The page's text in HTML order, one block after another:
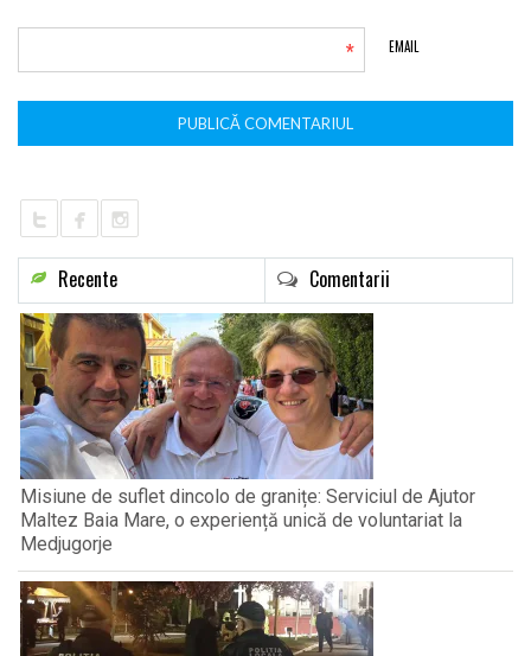
EMAIL
*
Recente Comentarii
Misiune de suflet dincolo de granițe: Serviciul de Ajutor
Maltez Baia Mare, o experiență unică de voluntariat la
Medjugorje